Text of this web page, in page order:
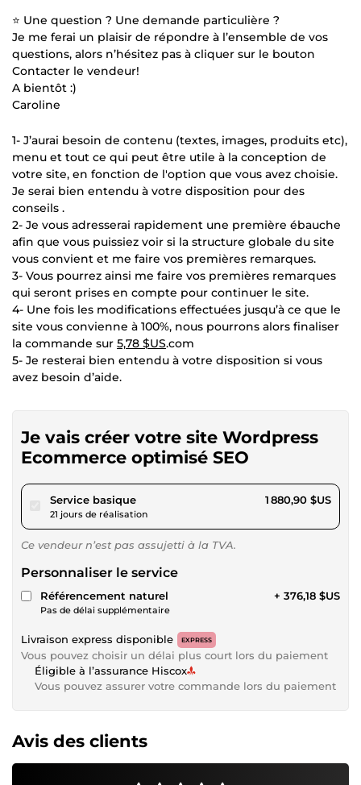
⭐ Une question ? Une demande particulière ?
Je me ferai un plaisir de répondre à l’ensemble de vos
questions, alors n’hésitez pas à cliquer sur le bouton
Contacter le vendeur!
A bientôt :)
Caroline
1- J’aurai besoin de contenu (textes, images, produits etc),
menu et tout ce qui peut être utile à la conception de
votre site, en fonction de l'option que vous avez choisie.
Je serai bien entendu à votre disposition pour des
conseils .
2- Je vous adresserai rapidement une première ébauche
afin que vous puissiez voir si la structure globale du site
vous convient et me faire vos premières remarques.
3- Vous pourrez ainsi me faire vos premières remarques
qui seront prises en compte pour continuer le site.
4- Une fois les modifications effectuées jusqu’à ce que le
site vous convienne à 100%, nous pourrons alors finaliser
la commande sur 5,78 $US.com
5- Je resterai bien entendu à votre disposition si vous
avez besoin d’aide.
Je vais créer votre site Wordpress
Ecommerce optimisé SEO
Service basiquepour 1 733,55 $US
21 jours de réalisation
1 880,90 $US
Ce vendeur n’est pas assujetti à la TVA.
Personnaliser le service
Référencement naturel
Pas de délai supplémentaire
+ 376,18 $US
Livraison express disponible EXPRESS
Vous pouvez choisir un délai plus court lors du paiement
Éligible à l’assurance Hiscox
Vous pouvez assurer votre commande lors du paiement
Avis des clients